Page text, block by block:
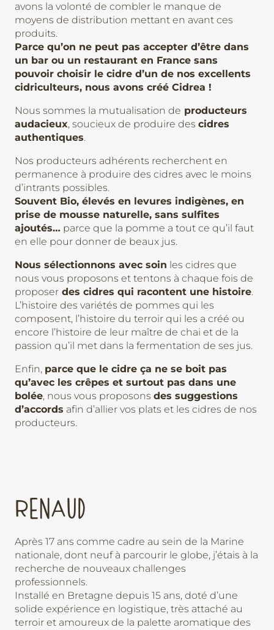
avons la volonté de combler le manque de
moyens de distribution mettant en avant ces
produits.
Parce qu’on ne peut pas accepter d’être dans
un bar ou un restaurant en France sans
pouvoir choisir le cidre d’un de nos excellents
cidriculteurs, nous avons créé Cidrea !
Nous sommes la mutualisation de producteurs
audacieux, soucieux de produire des cidres
authentiques.
Nos producteurs adhérents recherchent en
permanence à produire des cidres avec le moins
d’intrants possibles.
Souvent Bio, élevés en levures indigènes, en
prise de mousse naturelle, sans sulfites
ajoutés… parce que la pomme a tout ce qu’il faut
en elle pour donner de beaux jus.
Nous sélectionnons avec soin les cidres que
nous vous proposons et tentons à chaque fois de
proposer des cidres qui racontent une histoire.
L’histoire des variétés de pommes qui les
composent, l’histoire du terroir qui les a créé ou
encore l’histoire de leur maître de chai et de la
passion qu’il met dans la fermentation de ses jus.
Enfin, parce que le cidre ça ne se boit pas
qu’avec les crêpes et surtout pas dans une
bolée, nous vous proposons des suggestions
d’accords afin d’allier vos plats et les cidres de nos
producteurs.
RENAUD
Après 17 ans comme cadre au sein de la Marine
nationale, dont neuf à parcourir le globe, j’étais à la
recherche de nouveaux challenges
professionnels.
Installé en Bretagne depuis 15 ans, doté d’une
solide expérience en logistique, très attaché au
terroir et amoureux de la palette aromatique des